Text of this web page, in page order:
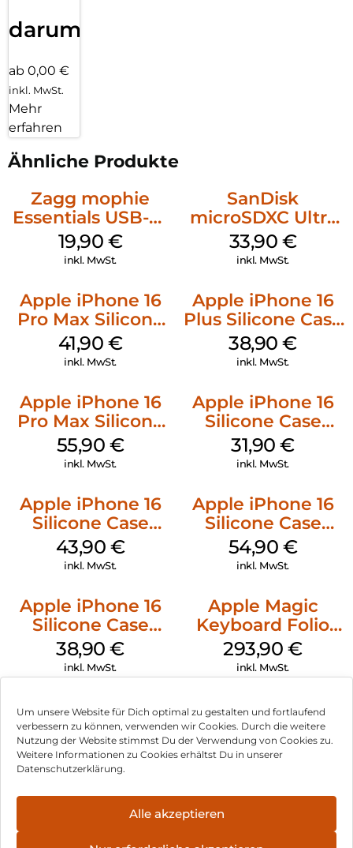
Um unsere Website für Dich optimal zu gestalten und fortlaufend
verbessern zu können, verwenden wir Cookies. Durch die weitere
Nutzung der Website stimmst Du der Verwendung von Cookies zu.
Weitere Informationen zu Cookies erhältst Du in unserer
Datenschutzerklärung.
Alle akzeptieren
darum!
ab 0,00 €
inkl. MwSt.
Mehr
erfahren
Ähnliche Produkte
Zagg mophie
Essentials USB-C-
20W Charger PD
Weiß
19,90 €
inkl. MwSt.
SanDisk
microSDXC Ultra
128 GB + Adapter
Mobile
33,90 €
inkl. MwSt.
Apple iPhone 16
Pro Max Silicone
Case MagSafe
Ultramarine
41,90 €
inkl. MwSt.
Apple iPhone 16
Plus Silicone Case
MagSafe Denim
38,90€
inkl. MwSt.
Apple iPhone 16
Pro Max Silicone
Case MagSafe
Stone Gray
55,90 €
inkl. MwSt.
Apple iPhone 16
Silicone Case
MagSafe Fuchsia
31,90€
inkl. MwSt.
Apple iPhone 16
Silicone Case
MagSafe Plum
43,90 €
inkl. MwSt.
Apple iPhone 16
Silicone Case
MagSafe Black
54,90 €
inkl. MwSt.
Apple iPhone 16
Silicone Case
MagSafe
Ultramarine
38,90€
inkl. MwSt.
Apple Magic
Keyboard Folio
iPad 10.9″ (10.Gen.)
Weiß
293,90€
inkl. MwSt.
Impressum